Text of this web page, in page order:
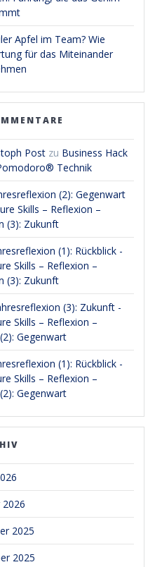
Apfel im Team? Wie
für das Miteinander
Post zu Business Hack
Technik
(2): Gegenwart
Skills – Reflexion –
(3): Zukunft
(1): Rückblick -
Skills – Reflexion –
(3): Zukunft
(3): Zukunft -
Skills – Reflexion –
Gegenwart
(1): Rückblick -
Skills – Reflexion –
Gegenwart
2026
2025
2025